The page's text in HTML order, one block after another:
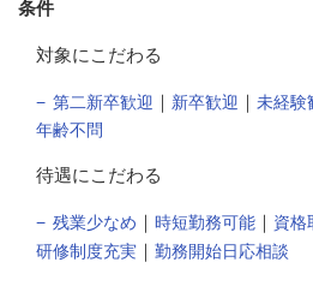
条件
対象にこだわる
第二新卒歓迎 ｜ 新卒歓迎 ｜ 未経験
年齢不問
待遇にこだわる
残業少なめ ｜ 時短勤務可能 ｜ 資格
研修制度充実 ｜ 勤務開始日応相談